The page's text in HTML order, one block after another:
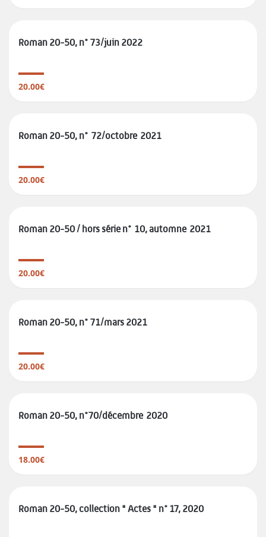
Roman 20-50, n° 73/juin 2022
20.00€
Roman 20-50, n° 72/octobre 2021
20.00€
Roman 20-50 / hors série n° 10, automne 2021
20.00€
Roman 20-50, n° 71/mars 2021
20.00€
Roman 20-50, n°70/décembre 2020
18.00€
Roman 20-50, collection " Actes " n° 17, 2020